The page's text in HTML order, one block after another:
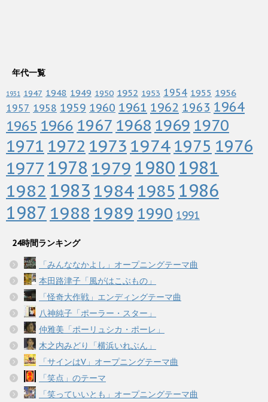
年代一覧
1931 1947 1948 1949 1950 1952 1953 1954 1955 1956
1957 1958 1959 1960 1961 1962 1963 1964
1965 1966 1967 1968 1969 1970
1971 1972 1973 1974 1975 1976
1977 1978 1979 1980 1981
1982 1983 19841985 1986
1987 1988 1989 1990 1991
24時間ランキング
「みんななかよし」オープニングテーマ曲
本田路津子「風がはこぶもの」
「怪奇大作戦」エンディングテーマ曲
八神純子「ポーラー・スター」
仲雅美「ポーリュシカ・ポーレ」
木之内みどり「横浜いれぶん」
「サインはV」オープニングテーマ曲
「笑点」のテーマ
「笑っていいとも」オープニングテーマ曲